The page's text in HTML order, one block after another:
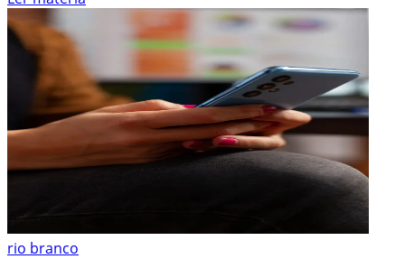
rio branco